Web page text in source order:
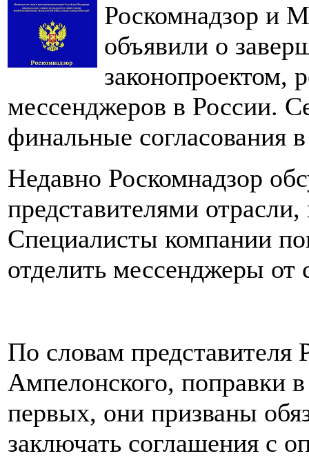
Роскомнадзор и
объявили о
законопроектом,
мессенджеров в России.
финальные согласования
Недавно Роскомнадзор
представителями
Специалисты компании
отделить мессенджеры от
По словам представителя
Ампелонского, поправки
первых, они призваны
заключать соглашения с